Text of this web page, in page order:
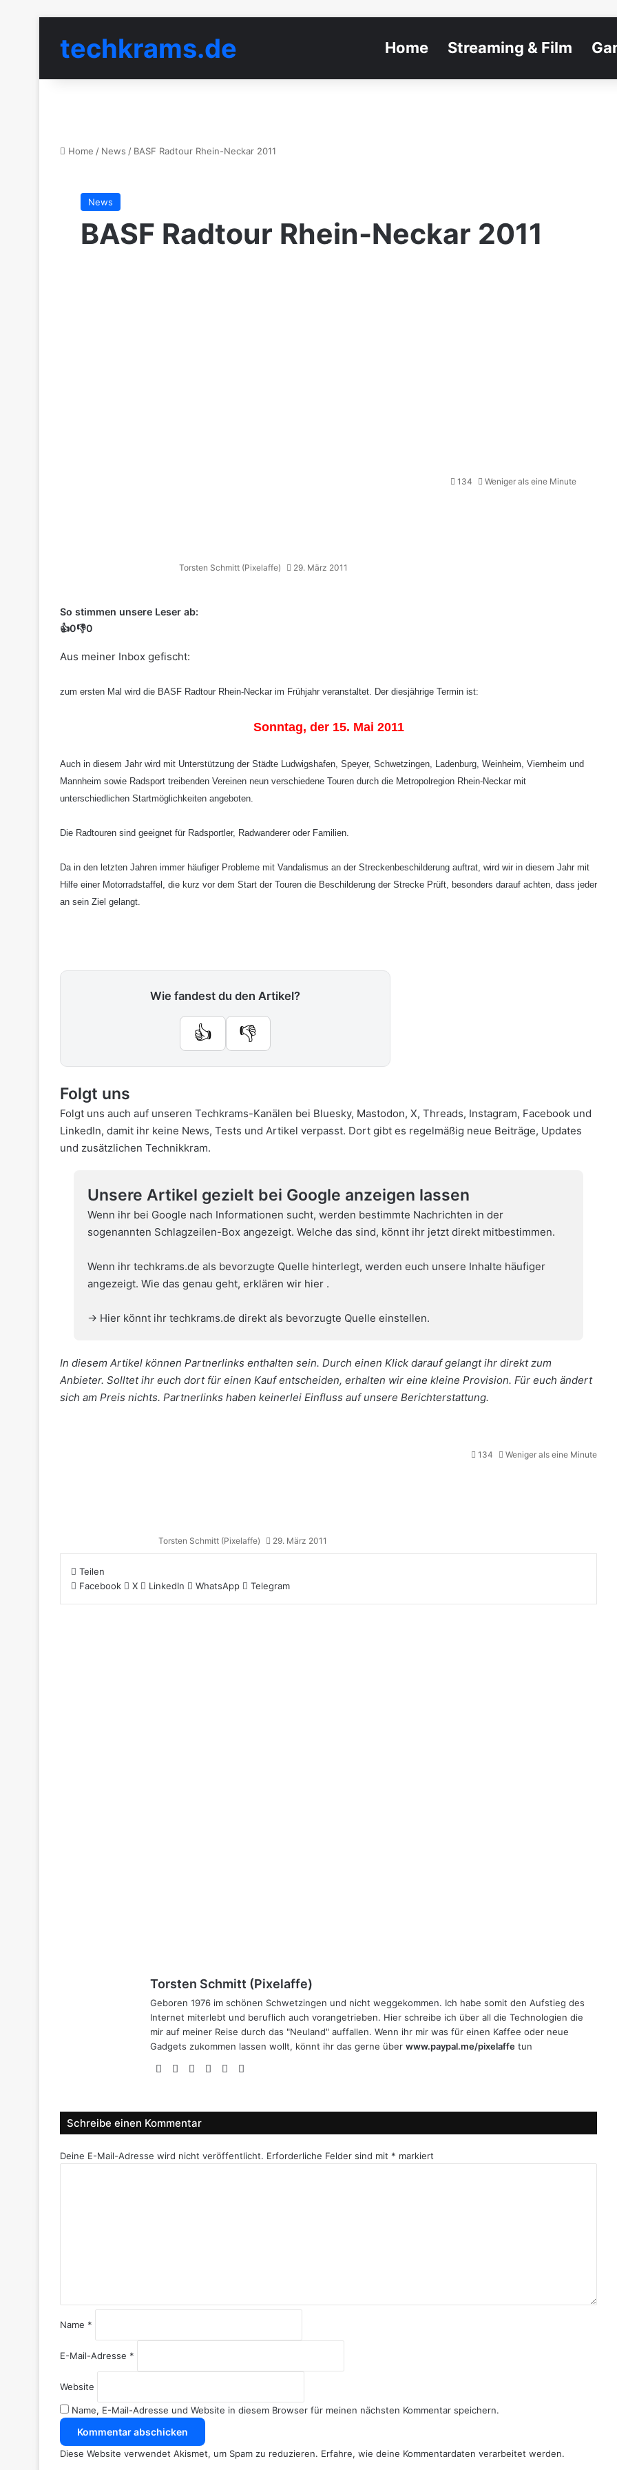
techkrams.de Home Streaming & Film
Home / News / BASF Radtour Rhein-Neckar 2011
News
BASF Radtour Rhein-Neckar 2011
Torsten Schmitt (Pixelaffe) 29. März 2011
134 Weniger als eine Minute
So stimmen unsere Leser ab:
👍0👎0
Aus meiner Inbox gefischt:
zum ersten Mal wird die BASF Radtour Rhein-Neckar im Frühjahr veranstaltet. Der diesjährige Termin ist:
Sonntag, der 15. Mai 2011
Auch in diesem Jahr wird mit Unterstützung der Städte Ludwigshafen, Speyer, Schwetzingen, Ladenburg, Weinheim, Viernheim und
Mannheim sowie Radsport treibenden Vereinen neun verschiedene Touren durch die Metropolregion Rhein-Neckar mit
unterschiedlichen Startmöglichkeiten angeboten.
Die Radtouren sind geeignet für Radsportler, Radwanderer oder Familien.
Da in den letzten Jahren immer häufiger Probleme mit Vandalismus an der Streckenbeschilderung auftrat, wird wir in diesem Jahr mit
Hilfe einer Motorradstaffel, die kurz vor dem Start der Touren die Beschilderung der Strecke Prüft, besonders darauf achten, dass jeder
an sein Ziel gelangt.
Wie fandest du den Artikel?
👍 👎
Folgt uns
Folgt uns auch auf unseren Techkrams-Kanälen bei Bluesky, Mastodon, X, Threads, Instagram, Facebook und
LinkedIn, damit ihr keine News, Tests und Artikel verpasst. Dort gibt es regelmäßig neue Beiträge, Updates
und zusätzlichen Technikkram.
Unsere Artikel gezielt bei Google anzeigen lassen
Wenn ihr bei Google nach Informationen sucht, werden bestimmte Nachrichten in der
sogenannten Schlagzeilen-Box angezeigt. Welche das sind, könnt ihr jetzt direkt mitbestimmen.
Wenn ihr techkrams.de als bevorzugte Quelle hinterlegt, werden euch unsere Inhalte häufiger
angezeigt. Wie das genau geht, erklären wir hier .
→ Hier könnt ihr techkrams.de direkt als bevorzugte Quelle einstellen.
In diesem Artikel können Partnerlinks enthalten sein. Durch einen Klick darauf gelangt ihr direkt zum
Anbieter. Solltet ihr euch dort für einen Kauf entscheiden, erhalten wir eine kleine Provision. Für euch ändert
sich am Preis nichts. Partnerlinks haben keinerlei Einfluss auf unsere Berichterstattung.
Torsten Schmitt (Pixelaffe) 29. März 2011
134 Weniger als eine Minute
Teilen
Facebook
X LinkedIn WhatsApp Telegram
Torsten Schmitt (Pixelaffe)
Geboren 1976 im schönen Schwetzingen und nicht weggekommen. Ich habe somit den Aufstieg des
Internet miterlebt und beruflich auch vorangetrieben. Hier schreibe ich über all die Technologien die
mir auf meiner Reise durch das "Neuland" auffallen. Wenn ihr mir was für einen Kaffee oder neue
Gadgets zukommen lassen wollt, könnt ihr das gerne über www.paypal.me/pixelaffe tun
Webseite
Facebook
X LinkedInYouTube
Schreibe einen Kommentar
Deine E-Mail-Adresse wird nicht veröffentlicht. Erforderliche Felder sind mit * markiert
*
Name *
E-Mail-Adresse *
Website
Name, E-Mail-Adresse und Website in diesem Browser für meinen nächsten Kommentar speichern.
Diese Website verwendet Akismet, um Spam zu reduzieren. Erfahre, wie deine Kommentardaten verarbeitet werden.